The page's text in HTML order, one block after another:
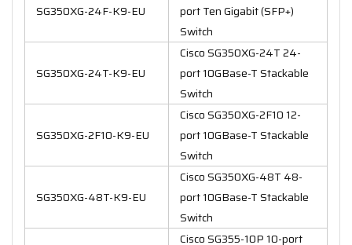
SG350XG-24F-K9-EU
port Ten Gigabit (SFP+)
Switch
SG350XG-24T-K9-EU
Cisco SG350XG-24T 24-
port 10GBase-T Stackable
Switch
SG350XG-2F10-K9-EU
Cisco SG350XG-2F10 12-
port 10GBase-T Stackable
Switch
SG350XG-48T-K9-EU
Cisco SG350XG-48T 48-
port 10GBase-T Stackable
Switch
Cisco SG355-10P 10-port